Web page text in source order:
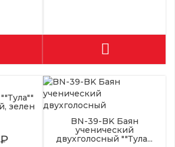
зелен
BN-39-BK Баян
ученический
двухголосный ""Тула...